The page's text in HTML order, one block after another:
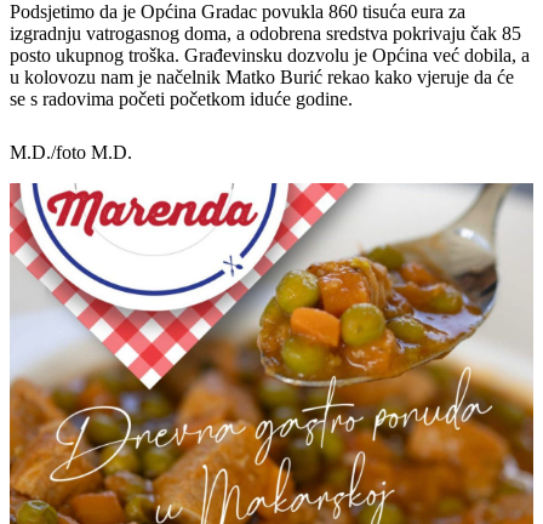
Podsjetimo da je Općina Gradac povukla 860 tisuća eura za
izgradnju vatrogasnog doma, a odobrena sredstva pokrivaju čak 85
posto ukupnog troška. Građevinsku dozvolu je Općina već dobila, a
u kolovozu nam je načelnik Matko Burić rekao kako vjeruje da će
se s radovima početi početkom iduće godine.
M.D./foto M.D.